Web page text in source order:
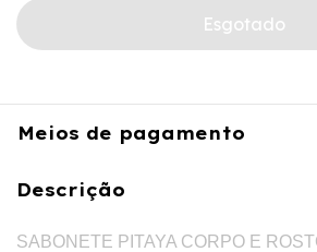
Meios de pagamento
Descrição
SABONETE PITAYA CORPO E